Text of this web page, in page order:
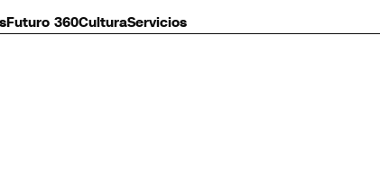
Futuro 360CulturaServicios